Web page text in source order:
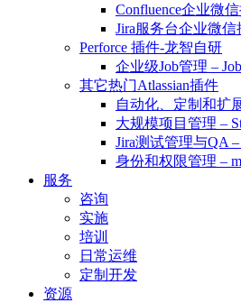
Confluence企业微
Jira服务台企业微信
Perforce 插件-龙智自研
企业级Job管理 –
其它热门Atlassian插件
自动化、定制和扩
大规模项目管理 –
Jira测试管理与QA
身份和权限管理 –
服务
咨询
实施
培训
日常运维
定制开发
资源